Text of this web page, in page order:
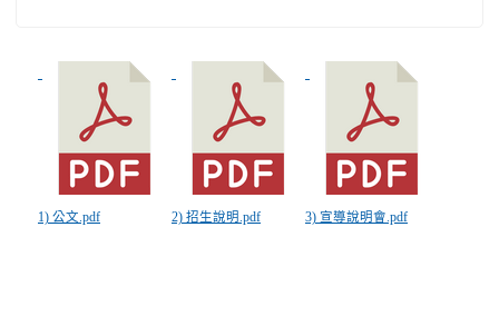
1) 公文.pdf 2) 招生說明.pdf 3) 宣導說明會.pdf